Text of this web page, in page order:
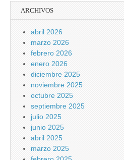
ARCHIVOS
abril 2026
marzo 2026
febrero 2026
enero 2026
diciembre 2025
noviembre 2025
octubre 2025
septiembre 2025
julio 2025
junio 2025
abril 2025
marzo 2025